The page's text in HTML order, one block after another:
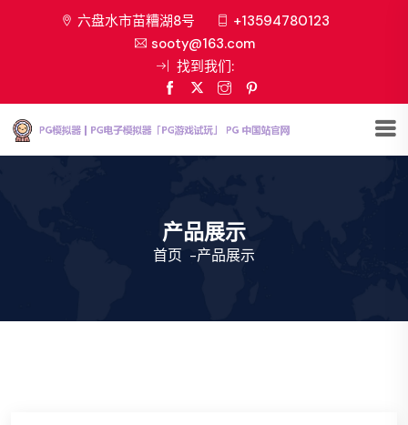
六盘水市苗糟湖8号
+13594780123
sooty@163.com
找到我们:
产品展示
首页 -产品展示